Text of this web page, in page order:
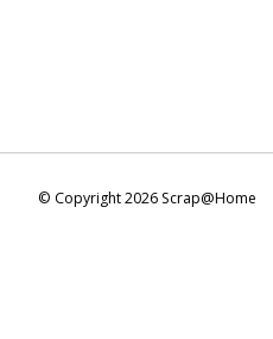
© Copyright 2026 Scrap@Home